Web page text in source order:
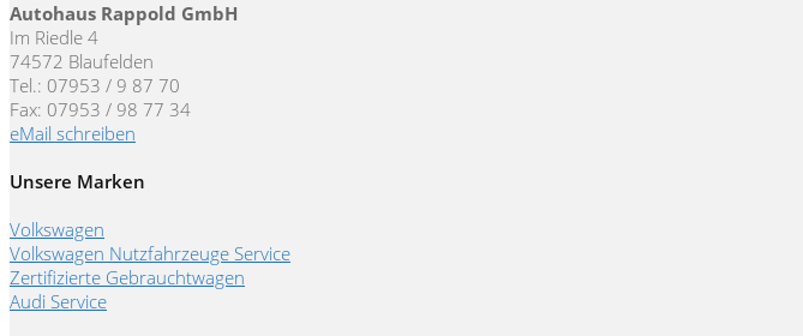
Autohaus Rappold GmbH
Im Riedle 4
74572 Blaufelden
Tel.: 07953 / 9 87 70
Fax: 07953 / 98 77 34
eMail schreiben
Unsere Marken
Volkswagen
Volkswagen Nutzfahrzeuge Service
Zertifizierte Gebrauchtwagen
Audi Service